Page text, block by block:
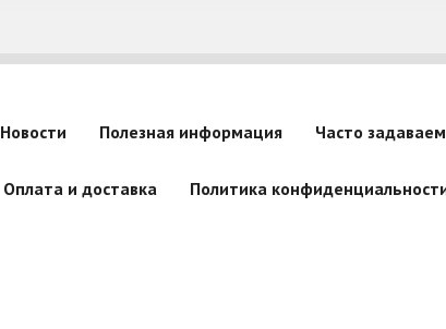
Новости Полезная информация Часто
Оплата и доставка Политика